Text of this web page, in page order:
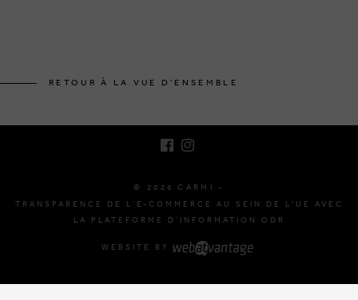
RETOUR À LA VUE D'ENSEMBLE
© 2026 CARMI -
TRANSPARENCE DE L'E-COMMERCE AU SEIN DE L'UE AVEC
LA PLATEFORME D'INFORMATION ODR
WEBSITE BY